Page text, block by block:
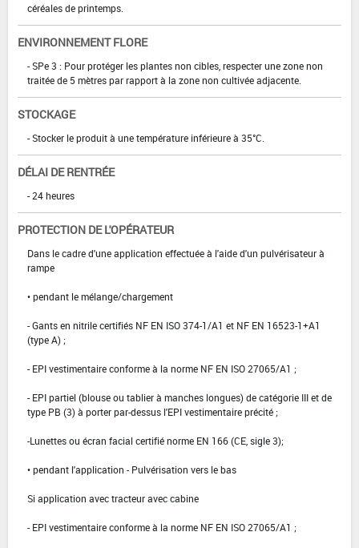
céréales de printemps.
ENVIRONNEMENT FLORE
- SPe 3 : Pour protéger les plantes non cibles, respecter une zone non
traitée de 5 mètres par rapport à la zone non cultivée adjacente.
STOCKAGE
- Stocker le produit à une température inférieure à 35°C.
DÉLAI DE RENTRÉE
- 24 heures
PROTECTION DE L'OPÉRATEUR
Dans le cadre d'une application effectuée à l'aide d'un pulvérisateur à
rampe
• pendant le mélange/chargement
- Gants en nitrile certifiés NF EN ISO 374-1/A1 et NF EN 16523-1+A1
(type A) ;
- EPI vestimentaire conforme à la norme NF EN ISO 27065/A1 ;
- EPI partiel (blouse ou tablier à manches longues) de catégorie III et de
type PB (3) à porter par-dessus l'EPI vestimentaire précité ;
-Lunettes ou écran facial certifié norme EN 166 (CE, sigle 3);
• pendant l'application - Pulvérisation vers le bas
Si application avec tracteur avec cabine
- EPI vestimentaire conforme à la norme NF EN ISO 27065/A1 ;